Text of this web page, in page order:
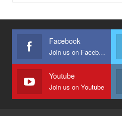
Facebook
Join us on Facebook
Youtube
Join us on Youtube